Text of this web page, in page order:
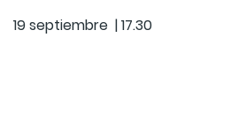
19 septiembre | 17.30